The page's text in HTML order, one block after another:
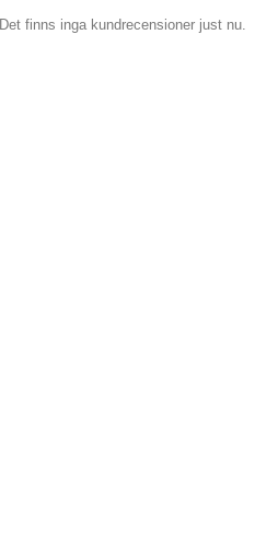
Det finns inga kundrecensioner just nu.